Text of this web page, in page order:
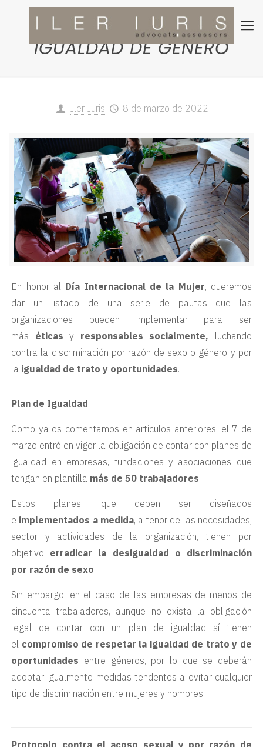
MEDIDAS PARA LA
IGUALDAD DE GÉNERO
Iler Iuris 8 de marzo de 2022
En honor al Día Internacional de la Mujer, queremos
dar un listado de una serie de pautas que las
organizaciones pueden implementar para ser
más éticas y responsables socialmente, luchando
contra la discriminación por razón de sexo o género y por
la igualdad de trato y oportunidades.
Plan de Igualdad
Como ya os comentamos en artículos anteriores, el 7 de
marzo entró en vigor la obligación de contar con planes de
igualdad en empresas, fundaciones y asociaciones que
tengan en plantilla más de 50 trabajadores.
Estos planes, que deben ser diseñados
e implementados a medida, a tenor de las necesidades,
sector y actividades de la organización, tienen por
objetivo erradicar la desigualdad o discriminación
por razón de sexo.
Sin embargo, en el caso de las empresas de menos de
cincuenta trabajadores, aunque no exista la obligación
legal de contar con un plan de igualdad sí tienen
el compromiso de respetar la igualdad de trato y de
oportunidades entre géneros, por lo que se deberán
adoptar igualmente medidas tendentes a evitar cualquier
tipo de discriminación entre mujeres y hombres.